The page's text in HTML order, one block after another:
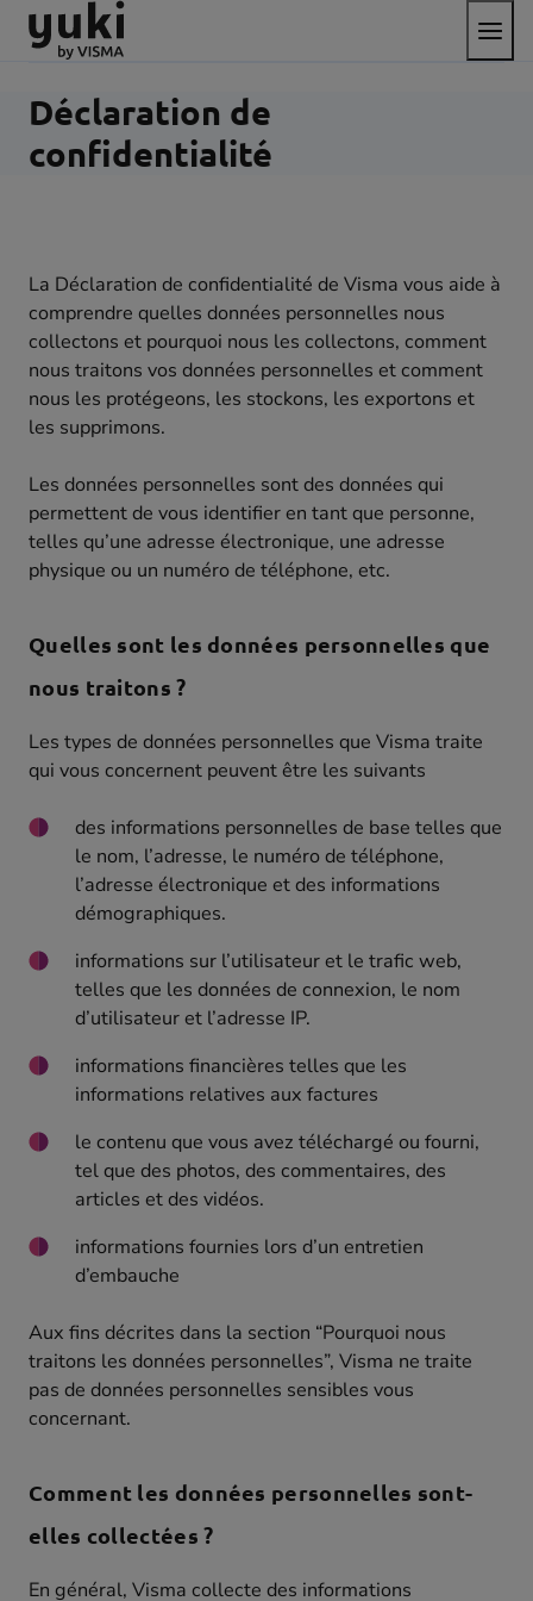
Aller
Passer
page
aller
à
page
d'accueil
le
menu
Déclaration de
confidentialité
La Déclaration de confidentialité de Visma vous aide à
comprendre quelles données personnelles nous
collectons et pourquoi nous les collectons, comment
nous traitons vos données personnelles et comment
nous les protégeons, les stockons, les exportons et
les supprimons.
Les données personnelles sont des données qui
permettent de vous identifier en tant que personne,
telles qu’une adresse électronique, une adresse
physique ou un numéro de téléphone, etc.
Quelles sont les données personnelles que
nous traitons ?
Les types de données personnelles que Visma traite
qui vous concernent peuvent être les suivants
des informations personnelles de base telles que
le nom, l’adresse, le numéro de téléphone,
l’adresse électronique et des informations
démographiques.
informations sur l’utilisateur et le trafic web,
telles que les données de connexion, le nom
d’utilisateur et l’adresse IP.
informations financières telles que les
informations relatives aux factures
le contenu que vous avez téléchargé ou fourni,
tel que des photos, des commentaires, des
articles et des vidéos.
informations fournies lors d’un entretien
d’embauche
Aux fins décrites dans la section “Pourquoi nous
traitons les données personnelles”, Visma ne traite
pas de données personnelles sensibles vous
concernant.
Comment les données personnelles sont-
elles collectées ?
En général, Visma collecte des informations